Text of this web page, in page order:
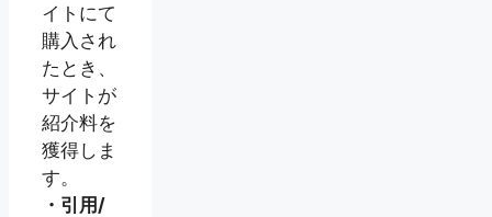
イトにて
購入され
たとき、
サイトが
紹介料を
獲得しま
す。
・引用/